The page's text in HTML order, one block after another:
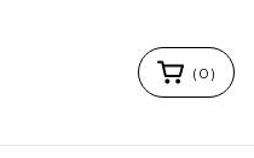
( 0 )